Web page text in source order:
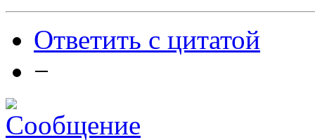
Ответить с цитатой
−